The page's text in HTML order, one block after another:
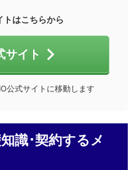
はこちらから
サイト
公式サイトに移動します
識･契約するメ